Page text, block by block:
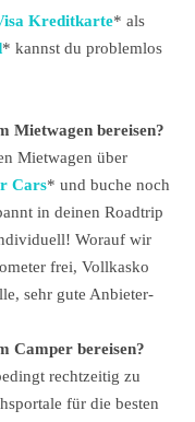
Kreditkarte* als
* kannst du problemlos
Mietwagen bereisen?
Mietwagen über
Cars* und buche noch
in deinen Roadtrip
Worauf wir
frei, Vollkasko
sehr gute Anbieter-
Camper bereisen?
rechtzeitig zu
für die besten